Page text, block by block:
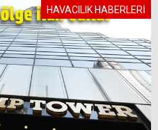
HAVACILIK HABERLERİ